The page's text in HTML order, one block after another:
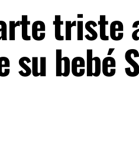
triste
su bebé